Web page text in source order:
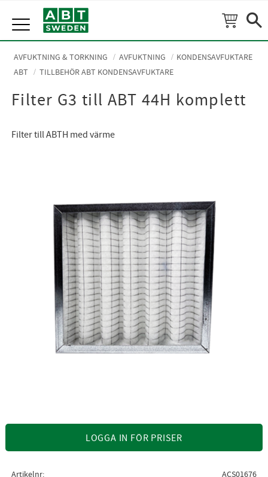
Meny
AVFUKTNING & TORKNING AVFUKTNING
KONDENSAVFUKTARE
ABT
TILLBEHÖR ABT KONDENSAVFUKTARE
Filter G3 till ABT 44H komplett
Filter till ABTH med värme
LOGGA IN FÖR PRISER
Artikelnr ACS01676